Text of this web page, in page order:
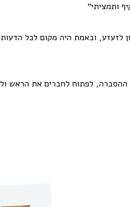
ותמציתי"
ובאמת היה מקום לכל
ההסברה, לפתוח לחברים את